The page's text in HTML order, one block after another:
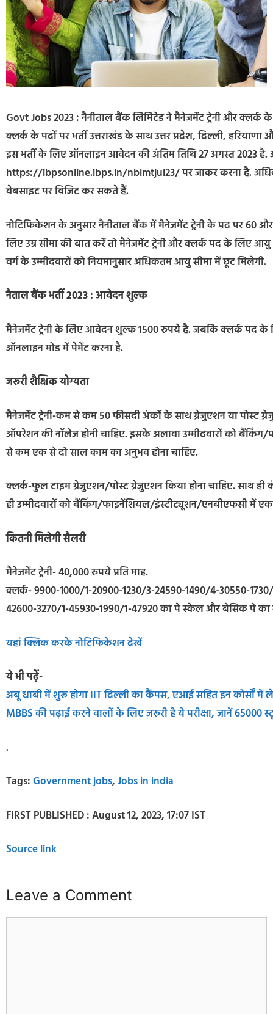
Govt Jobs 2023 : नैनीताल बैंक लिमिटेड ने मैनेजमेंट ट्रेनी और क्लर्क के
क्लर्क के पदों पर भर्ती उत्तराखंड के साथ उत्तर प्रदेश, दिल्ली,
इस भर्ती के लिए ऑनलाइन आवेदन की अंतिम तिथि 27 अगस्त 2023
https://ibpsonline.ibps.in/nblmtjul23/ पर जाकर करना है.
वेबसाइट पर विजिट कर सकते हैं.
नोटिफिकेशन के अनुसार नैनीताल बैंक में मैनेजमेंट ट्रेनी के पद पर 60
लिए उम्र सीमा की बात करें तो मैनेजमेंट ट्रेनी और क्लर्क पद के लिए आयु
वर्ग के उम्मीदवारों को नियमानुसार अधिकतम आयु सीमा में छूट मिलेगी.
नैताल बैंक भर्ती 2023 : आवेदन शुल्क
मैनेजमेंट ट्रेनी के लिए आवेदन शुल्क 1500 रुपये है. जबकि क्लर्क पद
ऑनलाइन मोड में पेमेंट करना है.
जरूरी शैक्षिक योग्यता
मैनेजमेंट ट्रेनी-कम से कम 50 फीसदी अंकों के साथ ग्रेजुएशन या पोस्ट
ऑपरेशन की नॉलेज होनी चाहिए. इसके अलावा उम्मीदवारों को
से कम एक से दो साल काम का अनुभव होना चाहिए.
क्लर्क-फुल टाइम ग्रेजुएशन/पोस्ट ग्रेजुएशन किया होना चाहिए. साथ
ही उम्मीदवारों को बैंकिंग/फाइनेंशियल/इंस्टीट्यूशन/एनबीएफसी में
कितनी मिलेगी सैलरी
मैनेजमेंट ट्रेनी- 40,000 रुपये प्रति माह.
क्लर्क- 9900-1000/1-20900-1230/3-24590-1490/4-30550-
42600-3270/1-45930-1990/1-47920 का पे स्केल और बेसिक पे
यहां क्लिक करके नोटिफिकेशन देखें
ये भी पढ़ें-
अबू धाबी में शुरू होगा IIT दिल्ली का कैंपस, एआई सहित इन कोर्सों में ले
MBBS की पढ़ाई करने वालों के लिए जरूरी है ये परीक्षा, जानें 65000
.
Tags:Government jobs,Jobs in india
FIRST PUBLISHED :August 12, 2023, 17:07 IST
Source link
Leave a Comment